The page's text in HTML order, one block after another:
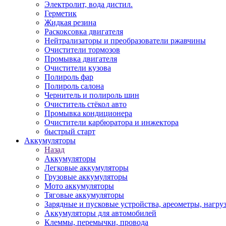
Электролит, вода дистил.
Герметик
Жидкая резина
Раскоксовка двигателя
Нейтрализаторы и преобразователи ржавчины
Очистители тормозов
Промывка двигателя
Очистители кузова
Полироль фар
Полироль салона
Чернитель и полироль шин
Очиститель стёкол авто
Промывка кондиционера
Очистители карбюратора и инжектора
быстрый старт
Аккумуляторы
Назад
Аккумуляторы
Легковые аккумуляторы
Грузовые аккумуляторы
Мото аккумуляторы
Тяговые аккумуляторы
Зарядные и пусковые устройства, ареометры,
Аккумуляторы для автомобилей
Клеммы, перемычки, провода